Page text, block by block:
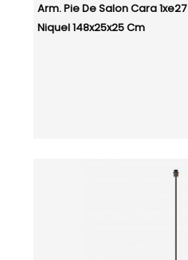
Arm. Pie De Salon Cara 1xe27
Niquel 148x25x25 Cm